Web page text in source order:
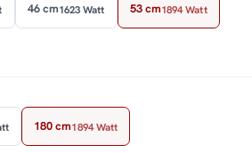
46 cm1623 Watt 53 cm1894 Watt
180 cm1894 Watt